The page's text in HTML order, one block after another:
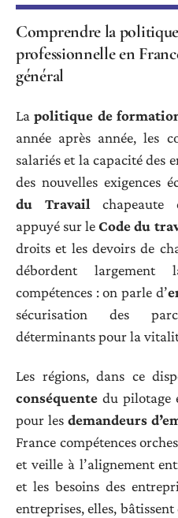
Comprendre la
professionnelle en
général
Lapolitique de
année après année, les
salariés et la capacité des
des nouvelles exigences
du Travail chapeaute
appuyé sur leCode du
droits et les devoirs de
débordent
compétences : on parle d’
sécurisation des
déterminants pour la
Les régions, dans ce
conséquente du pilotage
pour les demandeurs
France compétences
et veille à l’alignement
et les besoins des
entreprises, elles,